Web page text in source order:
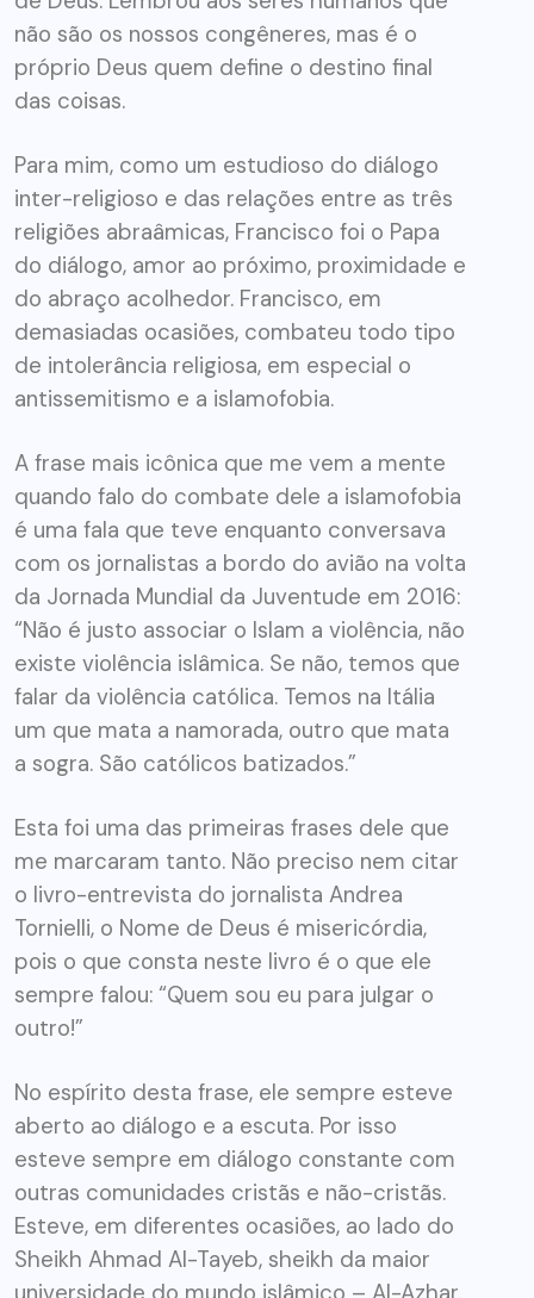
não são os nossos congêneres, mas é o
próprio Deus quem define o destino final
das coisas.
Para mim, como um estudioso do diálogo
inter-religioso e das relações entre as três
religiões abraâmicas, Francisco foi o Papa
do diálogo, amor ao próximo, proximidade e
do abraço acolhedor. Francisco, em
demasiadas ocasiões, combateu todo tipo
de intolerância religiosa, em especial o
antissemitismo e a islamofobia.
A frase mais icônica que me vem a mente
quando falo do combate dele a islamofobia
é uma fala que teve enquanto conversava
com os jornalistas a bordo do avião na volta
da Jornada Mundial da Juventude em 2016:
“Não é justo associar o Islam a violência, não
existe violência islâmica. Se não, temos que
falar da violência católica. Temos na Itália
um que mata a namorada, outro que mata
a sogra. São católicos batizados.”
Esta foi uma das primeiras frases dele que
me marcaram tanto. Não preciso nem citar
o livro-entrevista do jornalista Andrea
Tornielli, o Nome de Deus é misericórdia,
pois o que consta neste livro é o que ele
sempre falou: “Quem sou eu para julgar o
outro!”
No espírito desta frase, ele sempre esteve
aberto ao diálogo e a escuta. Por isso
esteve sempre em diálogo constante com
outras comunidades cristãs e não-cristãs.
Esteve, em diferentes ocasiões, ao lado do
Sheikh Ahmad Al-Tayeb, sheikh da maior